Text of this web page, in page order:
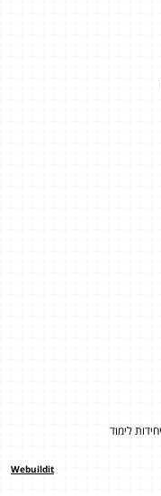
Webuildit